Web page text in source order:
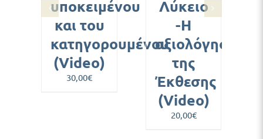
υποκειμένου
και του
κατηγορουμένου
(Video)
30,00€
Λύκειο
-Η
αξιολόγηση
της
Έκθεσης
(Video)
20,00€